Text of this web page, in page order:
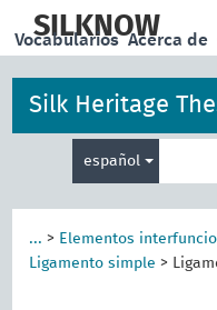
main
SILKNOW
Vocabularios Acerca de
Silk Heritage
español
... > Elementos
Ligamento simple >